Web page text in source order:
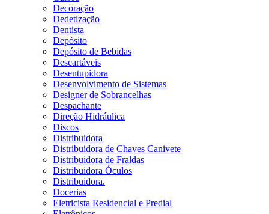
Decoração
Dedetização
Dentista
Depósito
Depósito de Bebidas
Descartáveis
Desentupidora
Desenvolvimento de Sistemas
Designer de Sobrancelhas
Despachante
Direção Hidráulica
Discos
Distribuidora
Distribuidora de Chaves Canivete
Distribuidora de Fraldas
Distribuidora Óculos
Distribuidora.
Docerias
Eletricista Residencial e Predial